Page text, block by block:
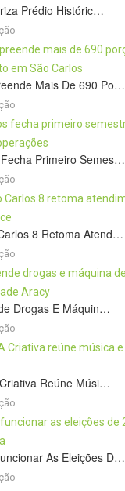
Prédio Históric…
Mais De 690 Po…
Primeiro Semes…
8 Retoma Atend…
Drogas E Máquin…
Reúne Músi…
As Eleições D…